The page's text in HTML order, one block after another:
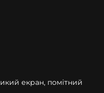
екран, помітний